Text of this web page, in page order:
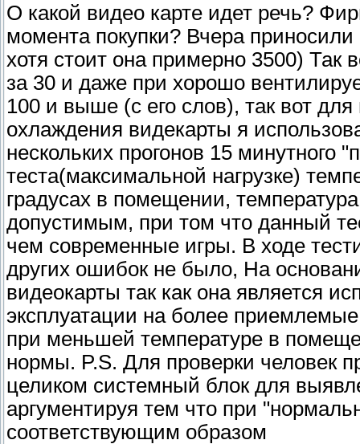
О какой видео карте идет речь?
момента покупки? Вчера
хотя стоит она примерно 3500) Так
за 30 и даже при хорошо
100 и выше (с его слов), так вот
охлаждения видекарты я
нескольких прогонов 15 минутного
теста(максимальной нагрузке)
градусах в помещении,
допустимым, при том что данный
чем современные игры. В ходе
других ошибок не было, На
видеокарты так как она является
эксплуатации на более
при меньшей температуре в
нормы. P.S. Для проверки человек
целиком системный блок для
аргументируя тем что при
соответствующим образом